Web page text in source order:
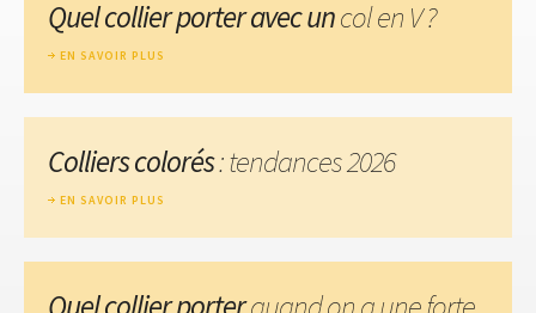
Quel collier porter avec uncol en V ?
EN SAVOIR PLUS
Colliers colorés: tendances 2026
EN SAVOIR PLUS